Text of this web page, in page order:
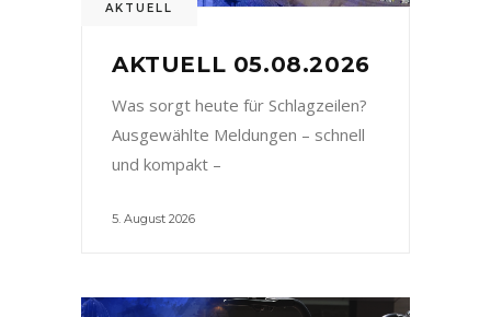
AKTUELL
AKTUELL 05.08.2026
Was sorgt heute für Schlagzeilen?
Ausgewählte Meldungen – schnell
und kompakt –
5. August 2026